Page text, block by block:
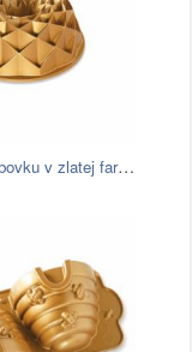
Forma na bábovku v zlatej farbe Nordic…